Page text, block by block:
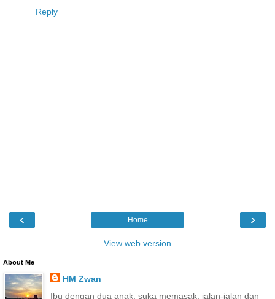
Reply
‹ ›
Home
View web version
About Me
HM Zwan
Ibu dengan dua anak, suka memasak, jalan-jalan dan